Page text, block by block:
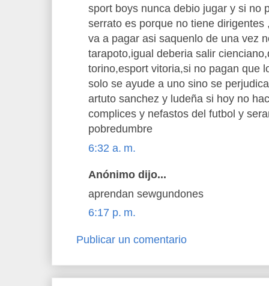
sport boys nunca debio jugar y si no
serrato es porque no tiene
va a pagar asi saquenlo de una vez
tarapoto,igual deberia salir
torino,esport vitoria,si no pagan que
solo se ayude a uno sino se
artuto sanchez y ludeña si hoy no
complices y nefastos del futbol y
pobredumbre
6:32 a. m.
Anónimo dijo...
aprendan sewgundones
6:17 p. m.
Publicar un comentario